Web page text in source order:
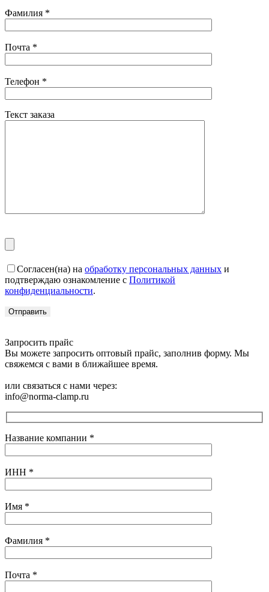
Фамилия *
Почта *
Телефон *
Текст заказа
Согласен(на) на обработку персональных данных и
подтверждаю ознакомление с Политикой
конфиденциальности.
Запросить прайс
Вы можете запросить оптовый прайс, заполнив форму. Мы
свяжемся с вами в ближайшее время.
или связаться с нами через:
info@norma-clamp.ru
Название компании *
ИНН *
Имя *
Фамилия *
Почта *